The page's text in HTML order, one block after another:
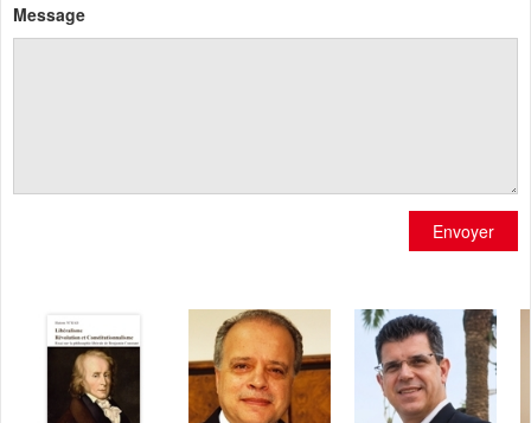
Message
Envoyer